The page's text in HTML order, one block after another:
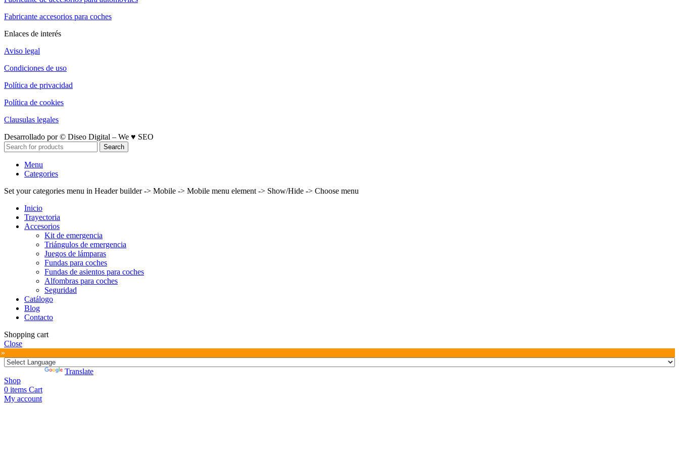
Fabricante accesorios para coches
Enlaces de interés
Aviso legal
Condiciones de uso
Política de privacidad
Política de cookies
Clausulas legales
Desarrollado por © Diseo Digital – We ♥ SEO
Search
Menu
Categories
Set your categories menu in Header builder -> Mobile -> Mobile menu element -> Show/Hide -> Choose menu
Inicio
Trayectoria
Accesorios
Kit de emergencia
Triángulos de emergencia
Juegos de lámparas
Fundas para coches
Fundas de asientos para coches
Alfombras para coches
Seguridad
Catálogo
Blog
Contacto
Shopping cart
Close
Translate
Shop
0 items Cart
My account